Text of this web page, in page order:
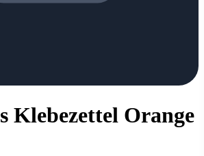
Klebezettel Orange